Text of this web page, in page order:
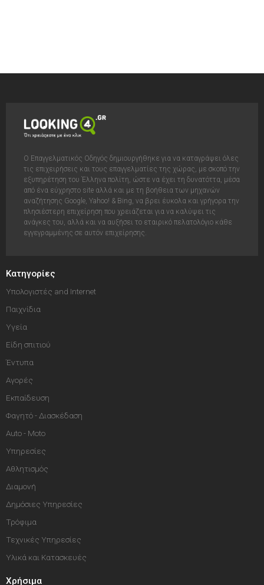
Ο Επαγγελματικός Οδηγός δημιουργήθηκε για να καταγράψει όλες
τις επιχειρήσεις και τους επαγγελματίες της χώρας, με σκοπό την
εξυπηρέτηση του Έλληνα πολίτη, ώστε να έχει τη δυνατόττα, μέσα
από ένα εύχρηστο site αλλά και με τη βοήθεια των μηχανών
αναζήτησης Google, Yahoo! & Bing, να βρει έυκολα και γρήγορα την
πλησιέστερη επιχείρηση που χρειάζεται για να καλύψει τις
ανάγκες του, αλλά και να αυξήσει το εταιρικό πελατολόγιο κάθε
εγγεγραμμένης σε αυτόν επιχείρησης.
Κατηγορίες
Υπολογιστές and Internet
Παιχνίδια
Υγεία
Είδη σπιτιού
Έντυπα
Αγορές
Εκπαίδευση
Φαγητό - Διασκέδαση
Auto - Moto
Υπηρεσίες
Αθλητισμός
Διαμονή
Δημόσιες Υπηρεσίες
Τρόφιμα
Τεχνικές Υπηρεσίες
Υλικά και Κατασκευές
Χρήσιμα